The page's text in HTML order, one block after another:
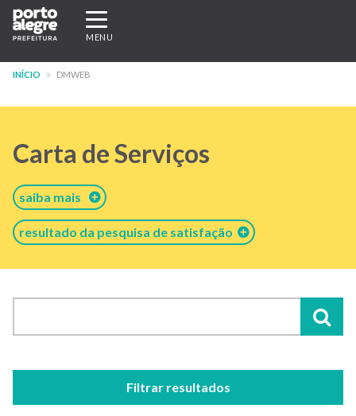
Pular
para
conteúdo
Expandir/recolher
navegação
MENU
INÍCIO DMWEB
Carta de Serviços
saiba mais
resultado da pesquisa de satisfação
Filtrar resultados